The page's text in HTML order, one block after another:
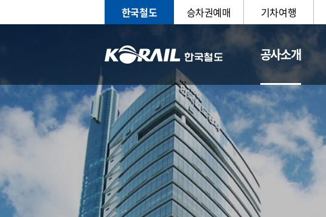
한국철도 승차권예매 기차여행
공사소개
CEO 일반현황